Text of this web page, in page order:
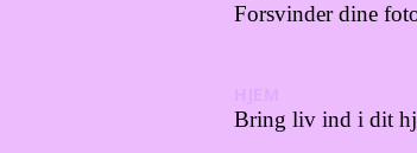
Forsvinder dine
Bring liv ind i dit